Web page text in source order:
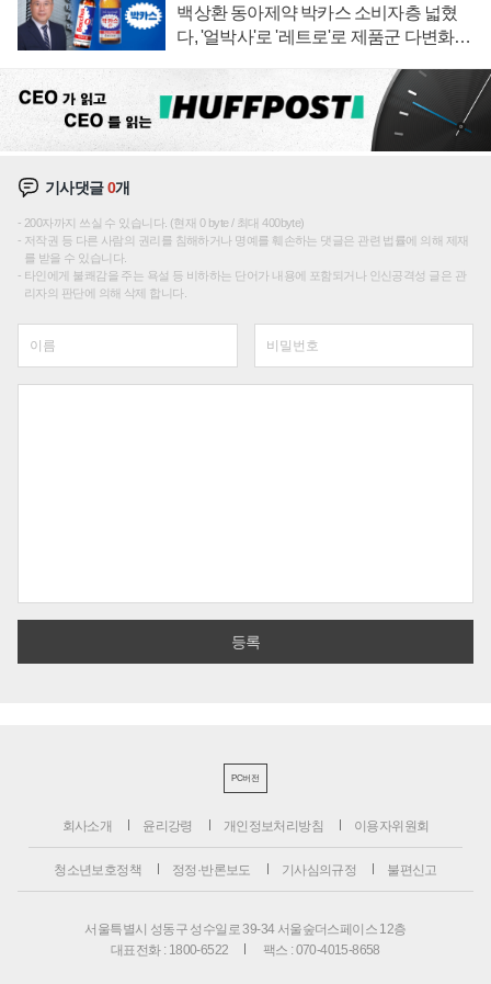
백상환 동아제약 박카스 소비자층 넓혔
다, '얼박사'로 '레트로'로 제품군 다변화
기사댓글0개
200자까지 쓰실 수 있습니다. (현재 0 byte / 최대 400byte)
저작권 등 다른 사람의 권리를 침해하거나 명예를 훼손하는 댓글은 관련 법률에 의해 제재
를 받을 수 있습니다.
타인에게 불쾌감을 주는 욕설 등 비하하는 단어가 내용에 포함되거나 인신공격성 글은 관
리자의 판단에 의해 삭제 합니다.
PC버전
회사소개 윤리강령 개인정보처리방침 이용자위원회
청소년보호정책 정정·반론보도 기사심의규정 불편신고
서울특별시 성동구 성수일로 39-34 서울숲더스페이스 12층
대표전화 : 1800-6522
팩스 : 070-4015-8658